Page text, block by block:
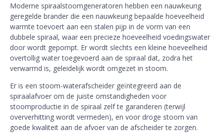
Moderne spiraalstoomgeneratoren hebben een nauwkeurig
geregelde brander die een nauwkeurig bepaalde hoeveelheid
warmte toevoert aan een stalen pijp in de vorm van een
dubbele spiraal, waar een precieze hoeveelheid voedingswater
door wordt gepompt. Er wordt slechts een kleine hoeveelheid
overtollig water toegevoerd aan de spiraal dat, zodra het
verwarmd is, geleidelijk wordt omgezet in stoom.
Er is een stoom-waterafscheider geïntegreerd aan de
spiraalafvoer om de juiste omstandigheden voor
stoomproductie in de spiraal zelf te garanderen (terwijl
oververhitting wordt vermeden), en voor droge stoom van
goede kwaliteit aan de afvoer van de afscheider te zorgen.